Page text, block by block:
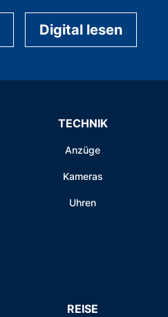
Digital lesen
TECHNIK
Anzüge
Kameras
Uhren
REISE